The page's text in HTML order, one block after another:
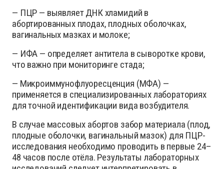
— ПЦР — выявляет ДНК хламидий в
абортированных плодах, плодных оболочках,
вагинальных мазках и молоке;
— ИФА — определяет антитела в сыворотке крови,
что важно при мониторинге стада;
— Микроиммунофлуоресценция (МФА) —
применяется в специализированных лабораториях
для точной идентификации вида возбудителя.
В случае массовых абортов забор материала (плод,
плодные оболочки, вагинальный мазок) для ПЦР-
исследования необходимо проводить в первые 24–
48 часов после отёла. Результаты лабораторных